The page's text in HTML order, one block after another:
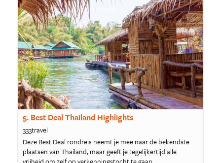
5. Best Deal Thailand Highlights
333travel
Deze Best Deal rondreis neemt je mee naar de bekendste
plaatsen van Thailand, maar geeft je tegelijkertijd alle